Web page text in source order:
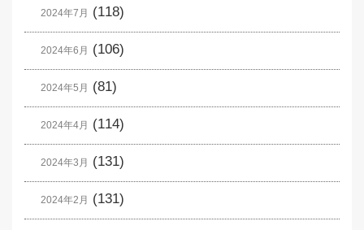
2024年7月 (118)
2024年6月 (106)
2024年5月 (81)
2024年4月 (114)
2024年3月 (131)
2024年2月 (131)